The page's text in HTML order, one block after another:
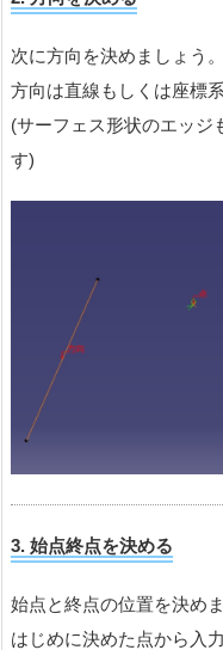
次に方向を決めましょう。
方向は直線もしくは座標
(サーフェス形状のエッジ
す)
3. 始点終点を決める
始点と終点の位置を決めま
はじめに決めた点から入